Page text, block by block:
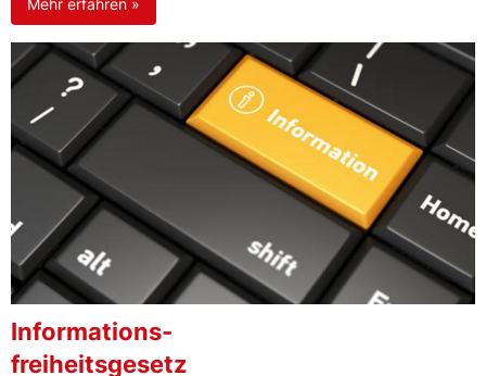
Informations-
freiheitsgesetz